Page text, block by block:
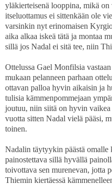
yläkierteisenä looppina, mikä
itseluottamus ei sittenkään ole
varsinkin nyt erinomaisen
aika alkaa iskeä tätä ja montaa
sillä jos Nadal ei sitä tee, niin
Ottelussa Gael Monfilsia
mukaan pelanneen parhaan
ottavan palloa hyvin aikaisin ja
tulisia kämmenpommejaan
joutuu, niin siitä on hyvin vaikea
vuotta sitten Nadal vielä pääsi,
toinen.
Nadalin täytyykin päästä omalle
painostettava sillä hyvällä
toivottava sen murenevan, jotta
Thiemin kiertäessä